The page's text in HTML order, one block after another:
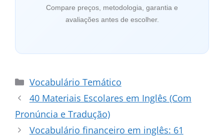
Compare preços, metodologia, garantia e
avaliações antes de escolher.
Categorias
Vocabulário Temático
40 Materiais Escolares em Inglês (Com
Pronúncia e Tradução)
Vocabulário financeiro em inglês: 61